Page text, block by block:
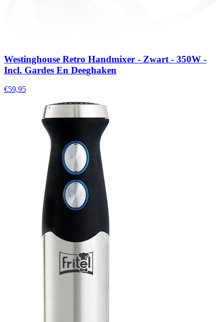
Westinghouse Retro Handmixer - Zwart - 350W -
Incl. Gardes En Deeghaken
€59,95